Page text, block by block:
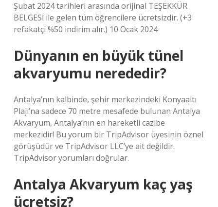
Şubat 2024 tarihleri ​​arasında orijinal TEŞEKKÜR
BELGESİ ile gelen tüm öğrencilere ücretsizdir. (+3
refakatçi %50 indirim alır.) 10 Ocak 2024
Dünyanın en büyük tünel
akvaryumu nerededir?
Antalya’nın kalbinde, şehir merkezindeki Konyaaltı
Plajı’na sadece 70 metre mesafede bulunan Antalya
Akvaryum, Antalya’nın en hareketli cazibe
merkezidir! Bu yorum bir TripAdvisor üyesinin öznel
görüşüdür ve TripAdvisor LLC’ye ait değildir.
TripAdvisor yorumları doğrular.
Antalya Akvaryum kaç yaş
ücretsiz?